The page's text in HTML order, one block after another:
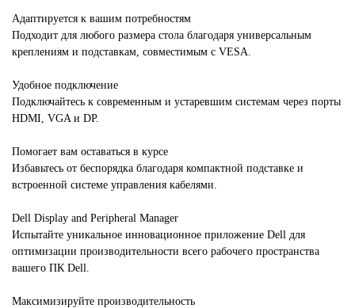
Адаптируется к вашим потребностям
Подходит для любого размера стола благодаря универсальным
креплениям и подставкам, совместимым с VESA.
Удобное подключение
Подключайтесь к современным и устаревшим системам через порты
HDMI, VGA и DP.
Помогает вам оставаться в курсе
Избавьтесь от беспорядка благодаря компактной подставке и
встроенной системе управления кабелями.
Dell Display and Peripheral Manager
Испытайте уникальное инновационное приложение Dell для
оптимизации производительности всего рабочего пространства
вашего ПК Dell.
Максимизируйте производительность